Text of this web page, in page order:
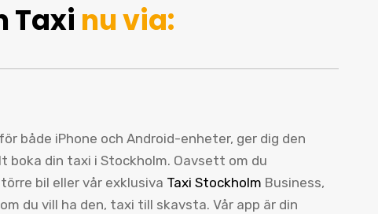
Taxi nu via:
både iPhone och Android-enheter, ger dig den
din taxi i Stockholm. Oavsett om du
bil eller vår exklusiva Taxi Stockholm Business,
du vill ha den, taxi till skavsta. Vår app är din